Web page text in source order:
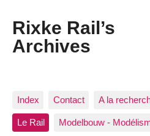
Rixke Rail’s
Archives
Index Contact A la
Le Rail Modelbouw -